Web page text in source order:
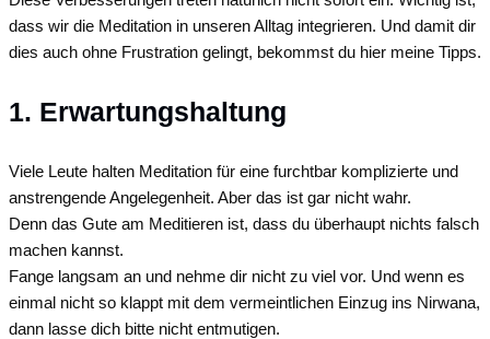
dass wir die Meditation in unseren Alltag integrieren. Und damit dir
dies auch ohne Frustration gelingt, bekommst du hier meine Tipps.
1. Erwartungshaltung
Viele Leute halten Meditation für eine furchtbar komplizierte und
anstrengende Angelegenheit. Aber das ist gar nicht wahr.
Denn das Gute am Meditieren ist, dass du überhaupt nichts falsch
machen kannst.
Fange langsam an und nehme dir nicht zu viel vor. Und wenn es
einmal nicht so klappt mit dem vermeintlichen Einzug ins Nirwana,
dann lasse dich bitte nicht entmutigen.